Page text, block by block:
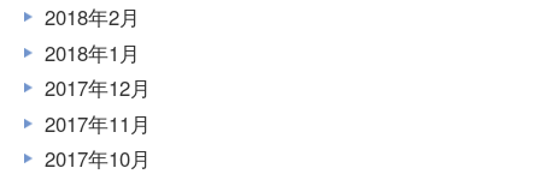
2018年2月
2018年1月
2017年12月
2017年11月
2017年10月